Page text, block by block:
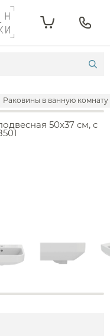
Раковины в ванную комнату
50x37 см, с